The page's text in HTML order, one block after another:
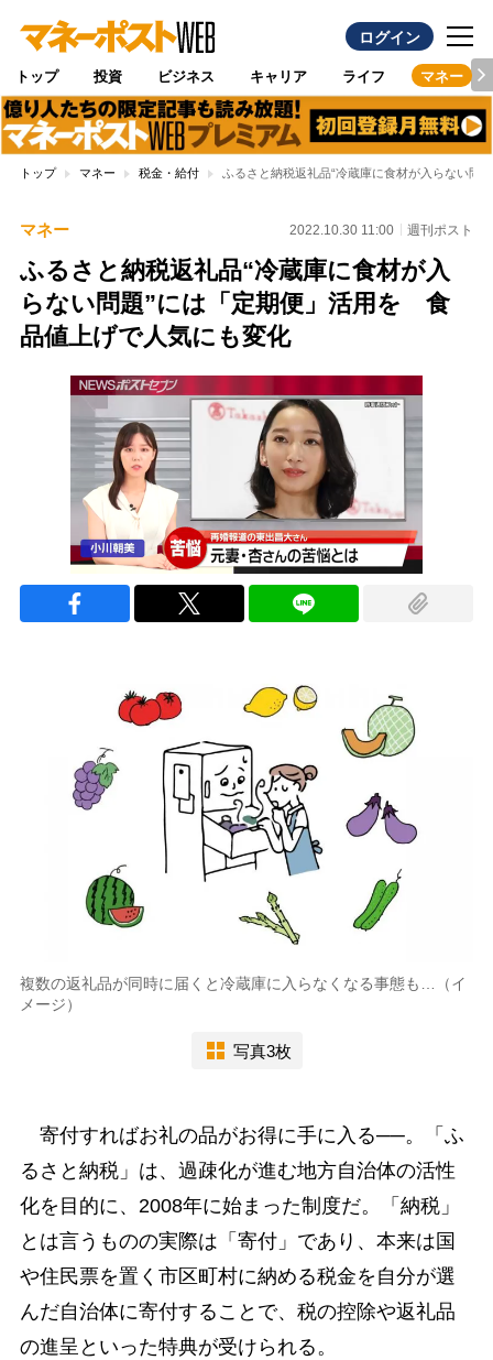
ログイン
トップ 投資 ビジネス キャリア ライフ マネー
トップ マネー 税金・給付 ふるさと納税返礼品“冷蔵庫に食材が入らない
マネー 2022.10.30 11:00 週刊ポスト
ふるさと納税返礼品“冷蔵庫に食材が入
らない問題”には「定期便」活用を 食
品値上げで人気にも変化
複数の返礼品が同時に届くと冷蔵庫に入らなくなる事態も…（イ
メージ）
写真3枚
寄付すればお礼の品がお得に手に入る──。「ふ
るさと納税」は、過疎化が進む地方自治体の活性
化を目的に、2008年に始まった制度だ。「納税」
とは言うものの実際は「寄付」であり、本来は国
や住民票を置く市区町村に納める税金を自分が選
んだ自治体に寄付することで、税の控除や返礼品
の進呈といった特典が受けられる。